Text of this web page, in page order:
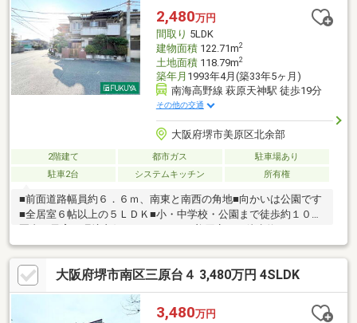
2,480万円
間取り 5LDK
建物面積122.71m2
土地面積118.79m2
築年月 1993年4月(築33年5ヶ月)
南海高野線 萩原天神駅 徒歩19分
その他の交通
大阪府堺市美原区北余部
2階建て 都市ガス
駐車場あり
駐車2台
システムキッチン 所有権
■前面道路幅員約６．６ｍ、南東と南西の角地■向かいは公園です
■全居室６帖以上の５ＬＤＫ■小・中学校・公園まで徒歩約１０分
とお買い物に便利な立地です
大阪府堺市南区三原台４ 3,480万円 4SLDK
3,480万円